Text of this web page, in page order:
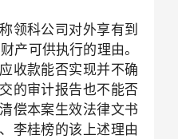
领科公司对外享有到
产可供执行的理由。
收款能否实现并不确
的审计报告也不能否
偿本案生效法律文书
李桂榜的该上述理由